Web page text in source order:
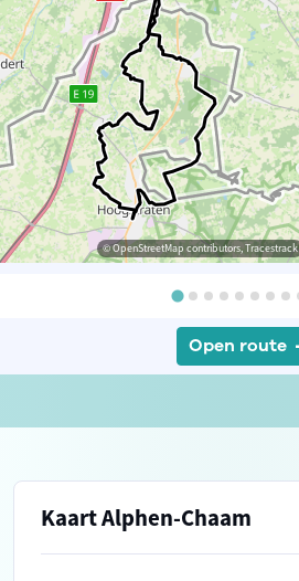
© OpenStreetMap contributors, Tracestrack
Open route
Kaart Alphen-Chaam